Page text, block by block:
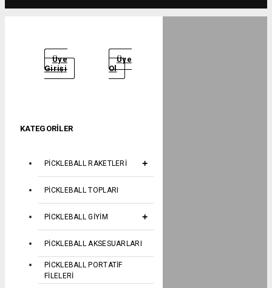
Üye
Girişi
Üye
Ol
KATEGORILER
PICKLEBALL RAKETLERI
PICKLEBALL TOPLARI
PICKLEBALL GIYIM
PICKLEBALL AKSESUARLARI
PICKLEBALL PORTATIF
FILELERI